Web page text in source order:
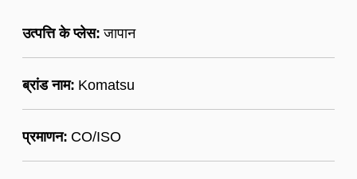
उत्पत्ति के प्लेस: जापान
ब्रांड नाम: Komatsu
प्रमाणन: CO/ISO